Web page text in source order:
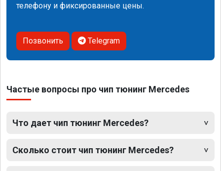
телефону и фиксированные цены.
Позвонить Telegram
Частые вопросы про чип тюнинг Mercedes
Что дает чип тюнинг Mercedes?
Сколько стоит чип тюнинг Mercedes?